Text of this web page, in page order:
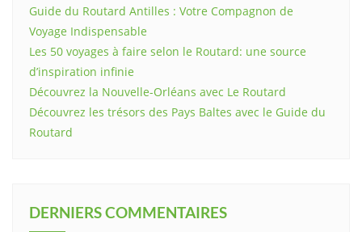
Guide du Routard Antilles : Votre Compagnon de
Voyage Indispensable
Les 50 voyages à faire selon le Routard: une source
d’inspiration infinie
Découvrez la Nouvelle-Orléans avec Le Routard
Découvrez les trésors des Pays Baltes avec le Guide du
Routard
DERNIERS COMMENTAIRES